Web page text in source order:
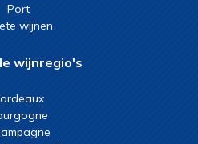
Port
wijnen
wijnregio's